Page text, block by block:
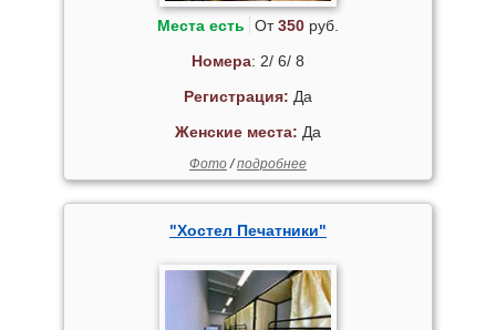
Места есть От350руб.
Номера: 2/ 6/ 8
Регистрация: Да
Женские места: Да
Фото/подробнее
"Хостел Печатники"